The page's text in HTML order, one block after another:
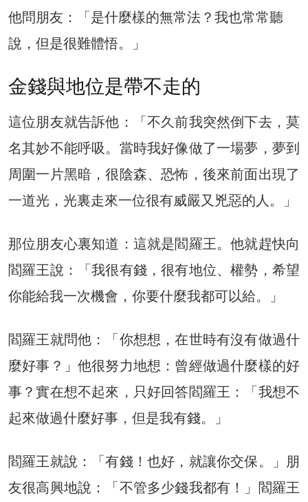
他問朋友：「是什麼樣的無常法？我也常常聽
說，但是很難體悟。」
金錢與地位是帶不走的
這位朋友就告訴他：「不久前我突然倒下去，莫
名其妙不能呼吸。當時我好像做了一場夢，夢到
周圍一片黑暗，很陰森、恐怖，後來前面出現了
一道光，光裏走來一位很有威嚴又兇惡的人。」
那位朋友心裏知道：這就是閻羅王。他就趕快向
閻羅王說：「我很有錢，很有地位、權勢，希望
你能給我一次機會，你要什麼我都可以給。」
閻羅王就問他：「你想想，在世時有沒有做過什
麼好事？」他很努力地想：曾經做過什麼樣的好
事？實在想不起來，只好回答閻羅王：「我想不
起來做過什麼好事，但是我有錢。」
閻羅王就說：「有錢！也好，就讓你交保。」朋
友很高興地說：「不管多少錢我都有！」閻羅王